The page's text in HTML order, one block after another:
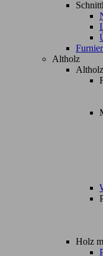
Altholz
Holz